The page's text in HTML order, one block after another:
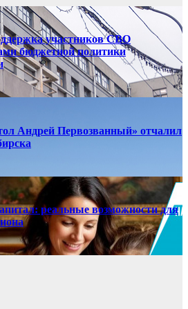
участников СВО
бюджетной политики
Андрей Первозванный» отчалил
реальные возможности для